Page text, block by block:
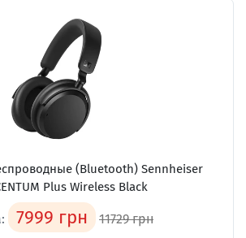
(Bluetooth) Sennheiser
Plus Wireless Black
7999 грн 11729 грн